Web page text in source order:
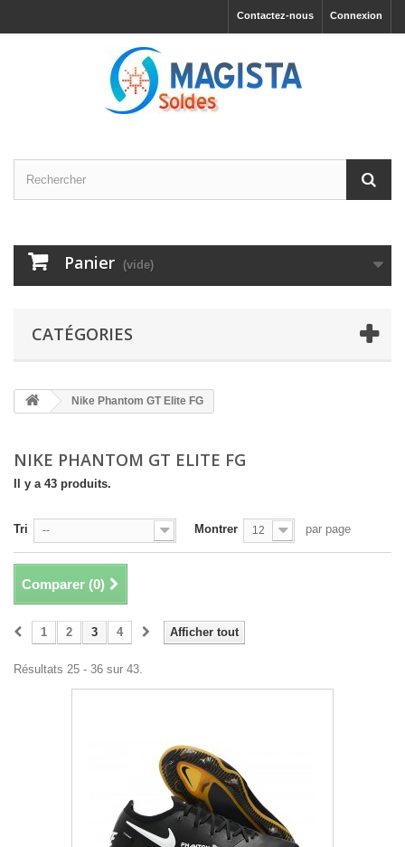
Connexion
Contactez-nous
Panier (vide)
CATÉGORIES
Nike Phantom GT Elite FG
NIKE PHANTOM GT ELITE FG
Il y a 43 produits.
Tri -- Montrer 12 par page
Comparer (0)
Afficher tout
1 2 3 4
Résultats 25 - 36 sur 43.